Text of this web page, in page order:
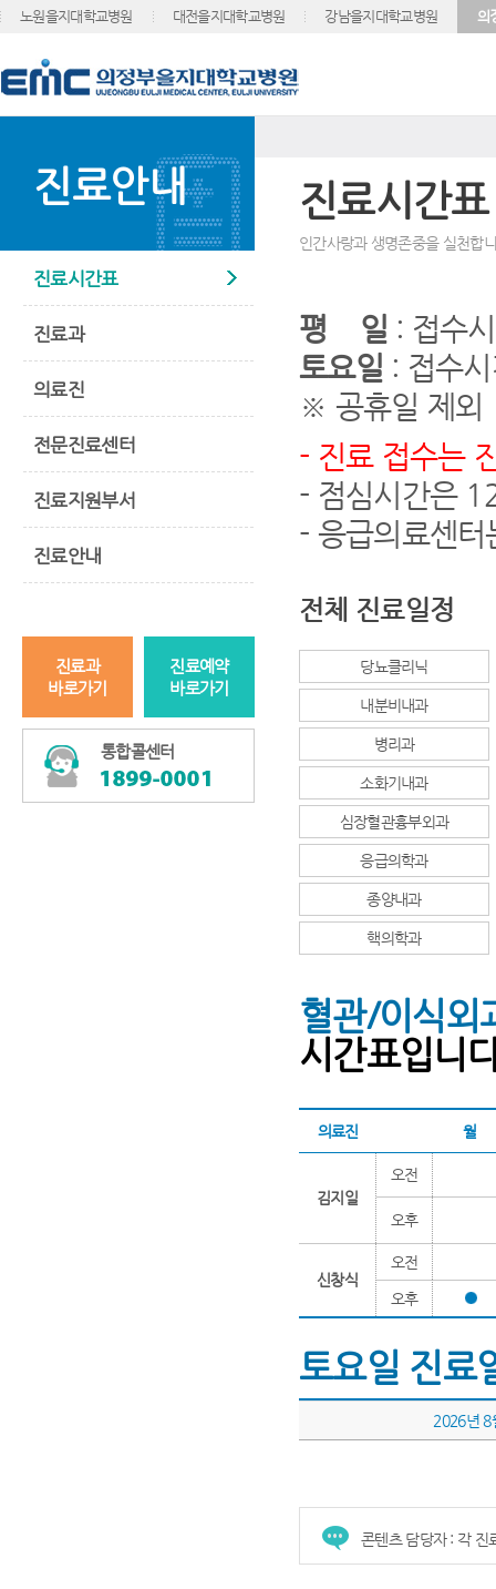
노원을지대학교병원 대전을지대학교병원 강남을지대학교병원 의
진료안내
진료시간표
진료과
의료진
전문진료센터
진료지원부서
진료안내
진료과
바로가기
진료예약
바로가기
통합콜센터
진료시간표
인간사랑과 생명존중을 실천합
평 일 : 접수
토요일 : 접수
※ 공휴일 제외
- 진료 접수는
- 점심시간은
- 응급의료센
전체 진료일정
당뇨클리닉
내분비내과
병리과
소화기내과
심장혈관흉부외과
응급의학과
종양내과
핵의학과
혈관/이식
시간표입니
의료진 월
김지일
오전
오후
신창식
오전
오후
토요일 진료
2026년 8
콘텐츠 담당자 : 각 진